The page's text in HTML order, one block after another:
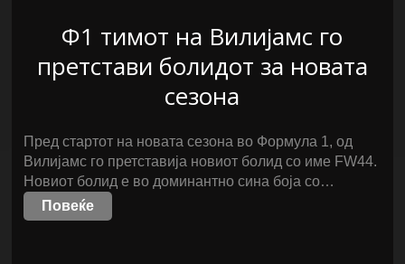
Ф1 тимот на Вилијамс го
претстави болидот за новата
сезона
Пред стартот на новата сезона во Формула 1, од
Вилијамс го претставија новиот болид со име FW44.
Новиот болид е во доминантно сина боја со…
Повеќе